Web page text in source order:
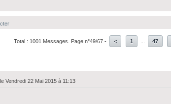
Total : 1001 Messages. Page n°49/67 - < 1 47
le Vendredi 22 Mai 2015 à 11:13